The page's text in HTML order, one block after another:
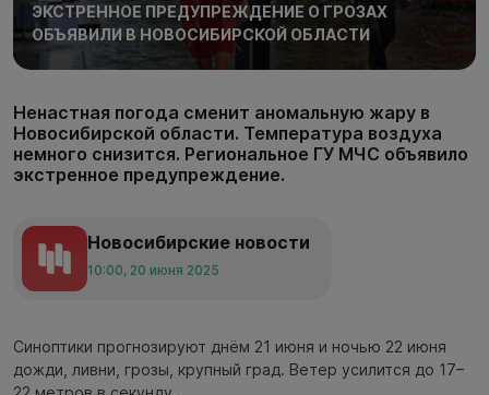
ЭКСТРЕННОЕ ПРЕДУПРЕЖДЕНИЕ О ГРОЗАХ
ОБЪЯВИЛИ В НОВОСИБИРСКОЙ ОБЛАСТИ
Ненастная погода сменит аномальную жару в
Новосибирской области. Температура воздуха
немного снизится. Региональное ГУ МЧС объявило
экстренное предупреждение.
Новосибирские новости
10:00, 20 июня 2025
Синоптики прогнозируют днём 21 июня и ночью 22 июня
дожди, ливни, грозы, крупный град. Ветер усилится до 17–